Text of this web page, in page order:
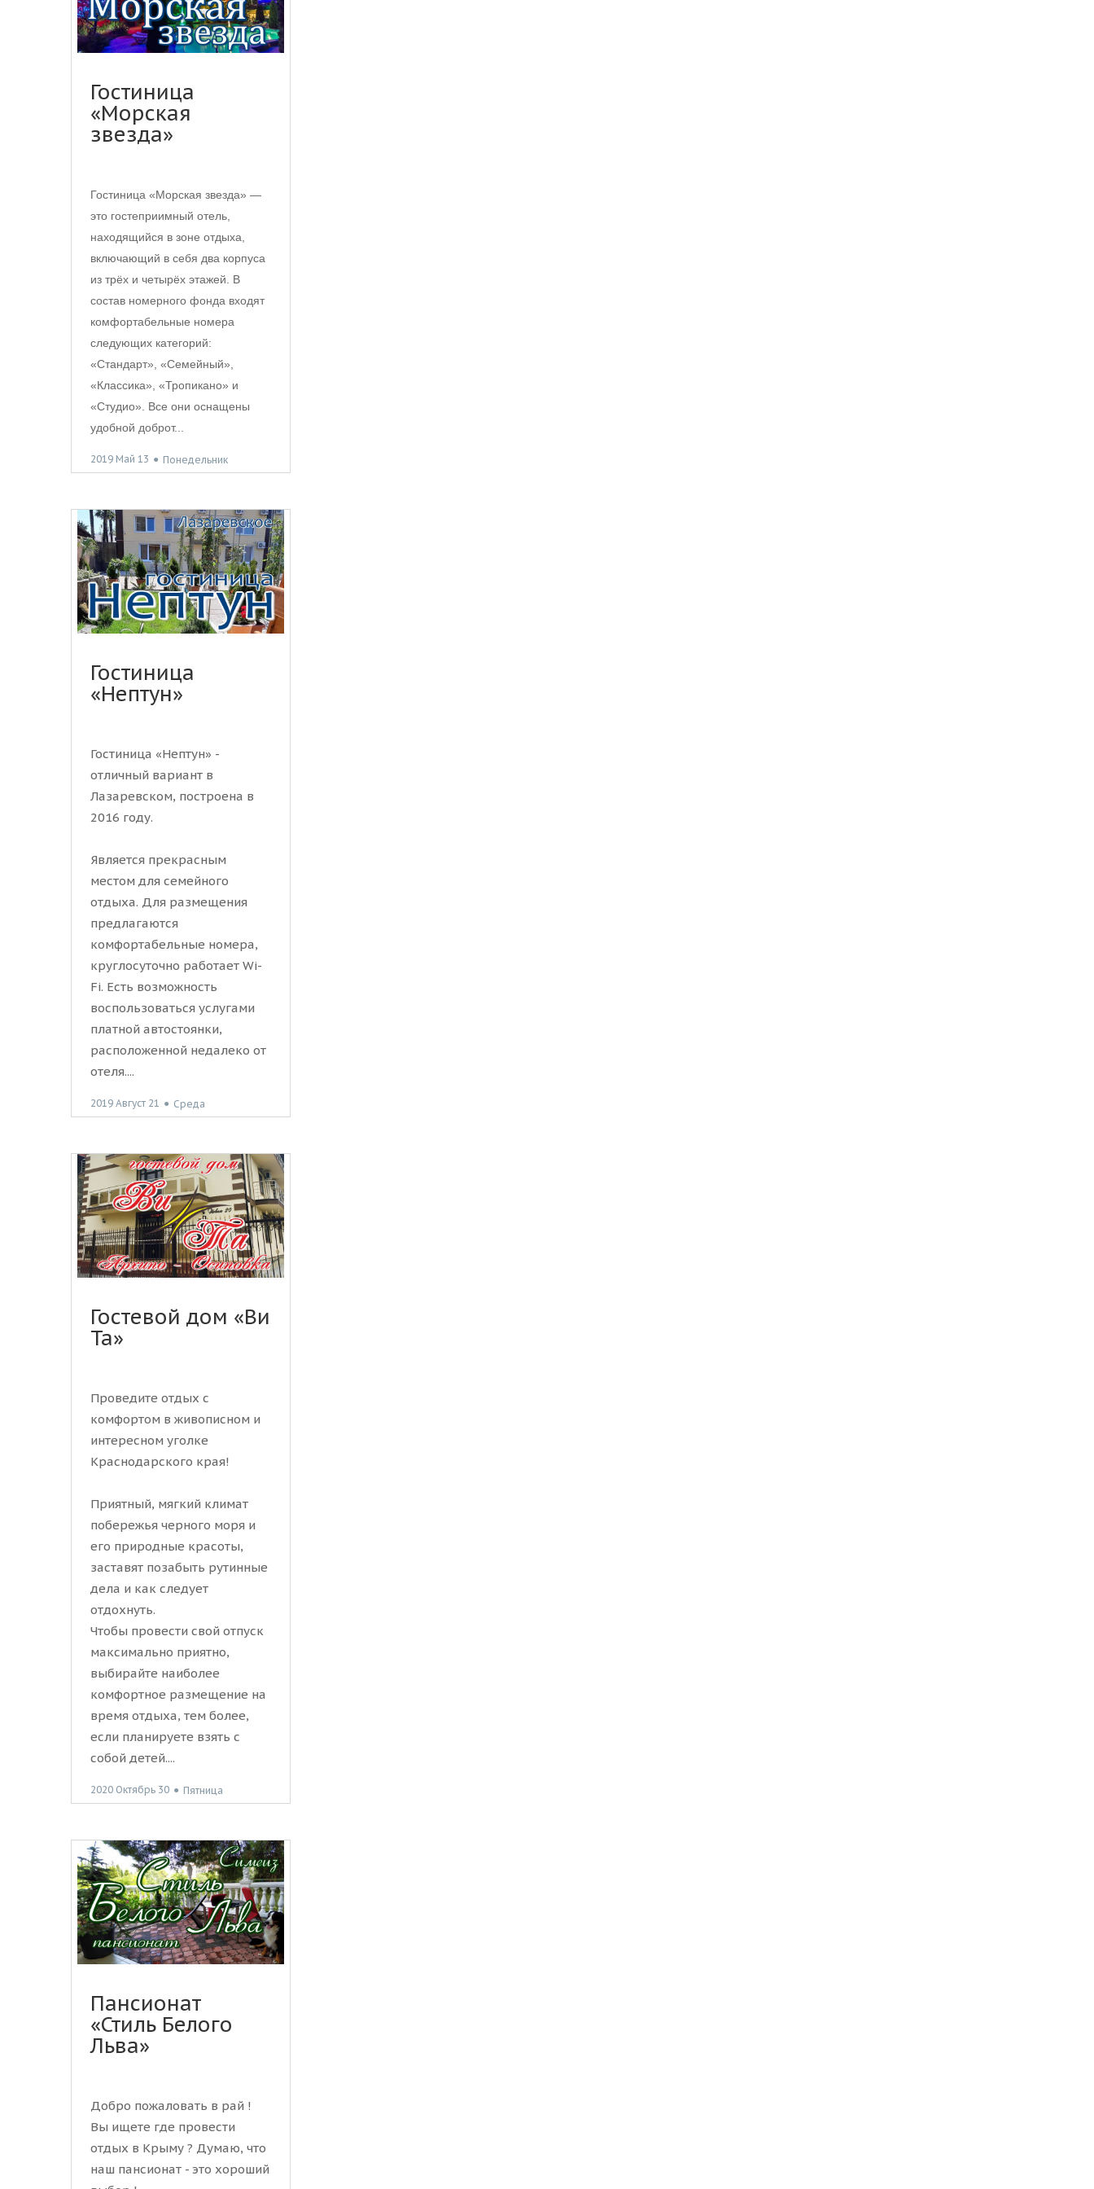
Гостиница
«Морская
звезда»
Гостиница «Морская звезда» —
это гостеприимный отель,
находящийся в зоне отдыха,
включающий в себя два корпуса
из трёх и четырёх этажей. В
состав номерного фонда входят
комфортабельные номера
следующих категорий:
«Стандарт», «Семейный»,
«Классика», «Тропикано» и
«Студио». Все они оснащены
удобной доброт...
2019 Май 13 ● Понедельник
Гостиница
«Нептун»
Гостиница «Нептун» -
отличный вариант в
Лазаревском, построена в
2016 году.
Является прекрасным
местом для семейного
отдыха. Для размещения
предлагаются
комфортабельные номера,
круглосуточно работает Wi-
Fi. Есть возможность
воспользоваться услугами
платной автостоянки,
расположенной недалеко от
отеля....
2019 Август 21 ● Среда
Гостевой дом «Ви
Та»
Проведите отдых с
комфортом в живописном и
интересном уголке
Краснодарского края!
Приятный, мягкий климат
побережья черного моря и
его природные красоты,
заставят позабыть рутинные
дела и как следует
отдохнуть.
Чтобы провести свой отпуск
максимально приятно,
выбирайте наиболее
комфортное размещение на
время отдыха, тем более,
если планируете взять с
собой детей....
2020 Октябрь 30 ● Пятница
Пансионат
«Стиль Белого
Льва»
Добро пожаловать в рай !
Вы ищете где провести
отдых в Крыму ? Думаю, что
наш пансионат - это хороший